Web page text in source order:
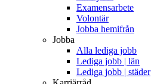
Examensarbete
Volontär
Jobba hemifrån
Jobba
Alla lediga jobb
Lediga jobb | län
Lediga jobb | städer